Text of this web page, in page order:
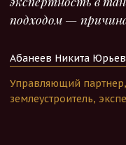
подходом —
Абанеев Никита
Управляющий
землеустроитель,